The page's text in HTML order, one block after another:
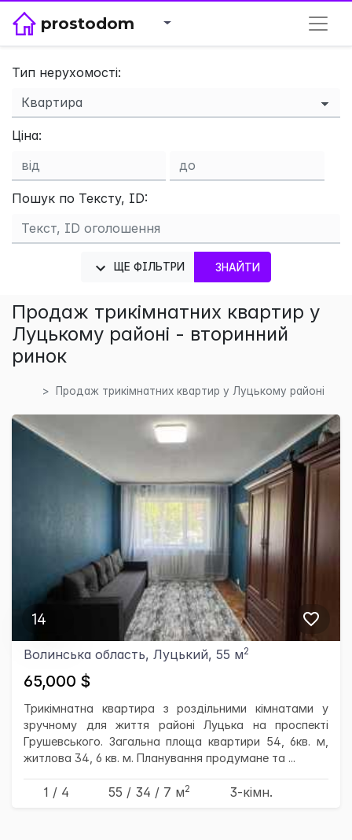
prostodom
Тип нерухомості:
Ціна:
Пошук по Тексту, ID:
ЩЕ ФІЛЬТРИ ЗНАЙТИ
Продаж трикімнатних квартир у
Луцькому районі - вторинний
ринок
Продаж трикімнатних квартир у Луцькому районі
14
Волинська область, Луцький, 55 м2
65,000 $
Трикімнатна квартира з роздільними кімнатами у
зручному для життя районі Луцька на проспекті
Грушевського. Загальна площа квартири 54, 6кв. м,
житлова 34, 6 кв. м. Планування продумане та ...
1 / 4 55 / 34 / 7 м2 3-кімн.